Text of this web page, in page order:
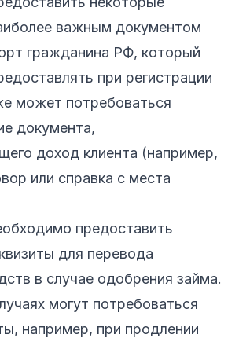
важным документом
гражданина РФ, который
при регистрации
может потребоваться
документа,
доход клиента (например,
или справка с места
предоставить
для перевода
в случае одобрения займа.
могут потребоваться
например, при продлении